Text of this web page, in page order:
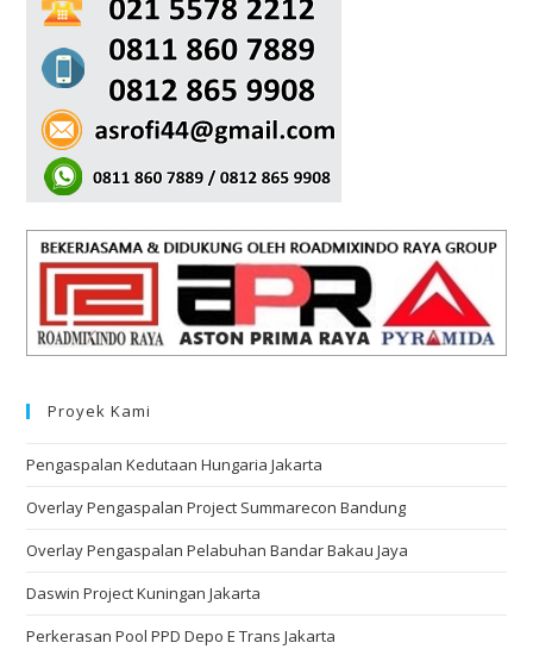
Proyek Kami
Pengaspalan Kedutaan Hungaria Jakarta
Overlay Pengaspalan Project Summarecon Bandung
Overlay Pengaspalan Pelabuhan Bandar Bakau Jaya
Daswin Project Kuningan Jakarta
Perkerasan Pool PPD Depo E Trans Jakarta